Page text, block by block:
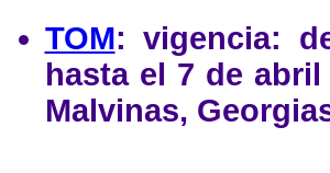
TOM: vigencia:
hasta el 7 de
Malvinas,